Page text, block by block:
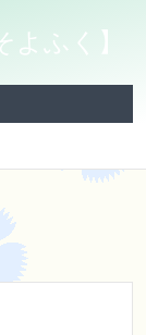
ふく】